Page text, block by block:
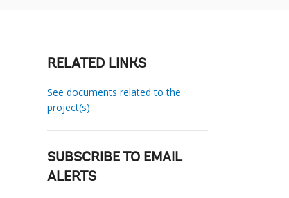
RELATED LINKS
See documents related to the
project(s)
SUBSCRIBE TO EMAIL
ALERTS